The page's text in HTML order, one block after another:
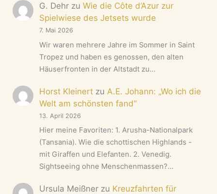
G. Dehr zuWie die Côte d’Azur zur
Spielwiese des Jetsets wurde
7. Mai 2026
Wir waren mehrere Jahre im Sommer in Saint
Tropez und haben es genossen, den alten
Häuserfronten in der Altstadt zu…
Horst Kleinert zu A.E. Johann: „Wo ich die
Welt am schönsten fand“
13. April 2026
Hier meine Favoriten: 1. Arusha-Nationalpark
(Tansania). Wie die schottischen Highlands -
mit Giraffen und Elefanten. 2. Venedig.
Sightseeing ohne Menschenmassen?…
Ursula Meißner zu Kreuzfahrten für